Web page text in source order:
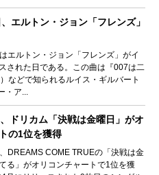
エルトン・ジョン「フレンズ」
エルトン・ジョン「フレンズ」がイ
された日である。この曲は『007は二
などで知られるルイス・ギルバート
ア...
ドリカム「決戦は金曜日」がオ
の1位を獲得
DREAMS COME TRUEの「決戦は金
る」がオリコンチャートで1位を獲